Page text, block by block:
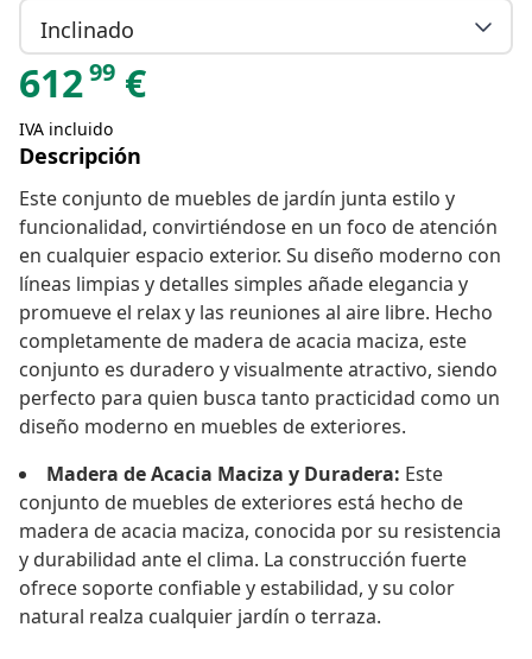
Inclinado
61299 €
IVA incluido
Descripción
Este conjunto de muebles de jardín junta estilo y
funcionalidad, convirtiéndose en un foco de atención
en cualquier espacio exterior. Su diseño moderno con
líneas limpias y detalles simples añade elegancia y
promueve el relax y las reuniones al aire libre. Hecho
completamente de madera de acacia maciza, este
conjunto es duradero y visualmente atractivo, siendo
perfecto para quien busca tanto practicidad como un
diseño moderno en muebles de exteriores.
Madera de Acacia Maciza y Duradera: Este
conjunto de muebles de exteriores está hecho de
madera de acacia maciza, conocida por su resistencia
y durabilidad ante el clima. La construcción fuerte
ofrece soporte confiable y estabilidad, y su color
natural realza cualquier jardín o terraza.